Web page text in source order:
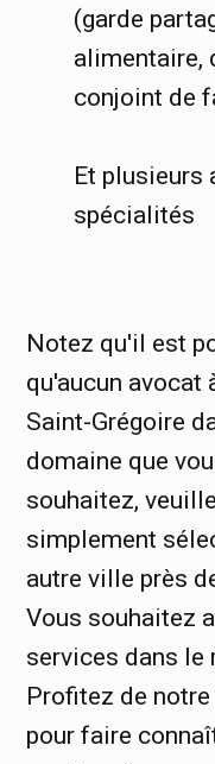
(garde
alimentaire,
conjoint de
Et plusieurs
spécialités
Notez qu'il est
qu'aucun avocat
Saint-Grégoire
domaine que
souhaitez,
simplement
autre ville près
Vous souhaitez
services dans le
Profitez de
pour faire